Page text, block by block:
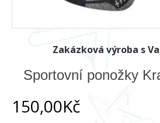
Zakázková výroba s
Sportovní ponožky
150,00Kč